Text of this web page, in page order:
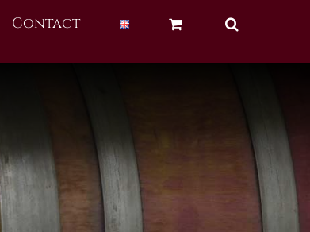
Contact